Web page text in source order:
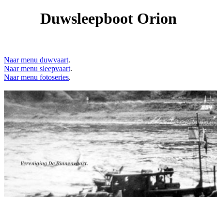
Duwsleepboot Orion
Naar menu duwvaart.
Naar menu sleepvaart.
Naar menu fotoseries.